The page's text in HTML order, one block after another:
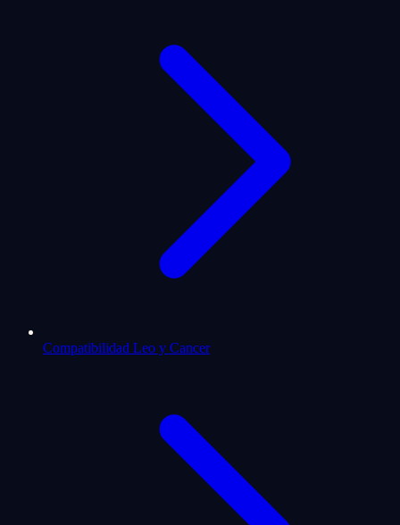
Compatibilidad Leo y Cancer